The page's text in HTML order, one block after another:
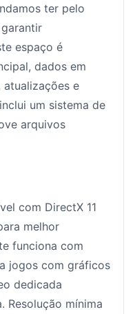
ter pelo
espaço é
dados em
e
um sistema de
arquivos
com DirectX 11
melhor
funciona com
jogos com gráficos
dedicada
Resolução mínima